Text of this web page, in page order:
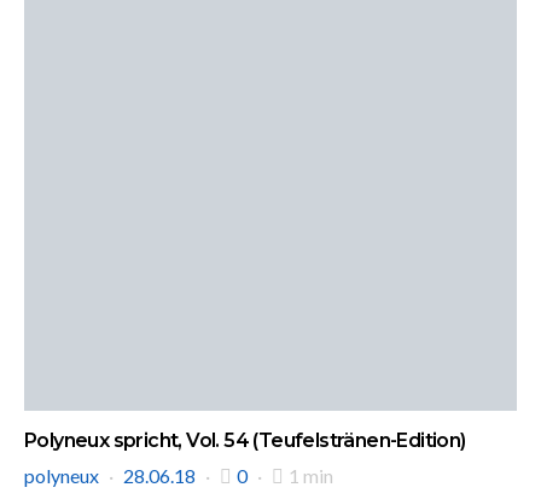
Polyneux spricht, Vol. 54 (Teufelstränen-Edition)
polyneux
28.06.18 0 1 min